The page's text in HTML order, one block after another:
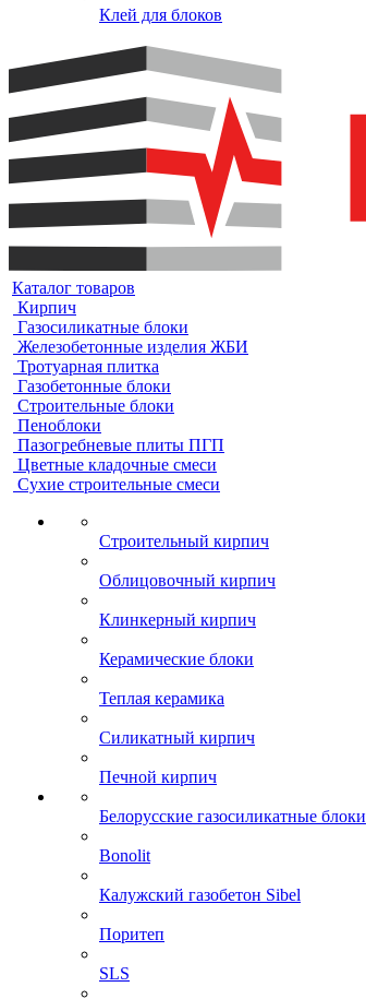
Клей для блоков
Каталог товаров
Кирпич
Газосиликатные блоки
Железобетонные изделия ЖБИ
Тротуарная плитка
Газобетонные блоки
Строительные блоки
Пеноблоки
Пазогребневые плиты ПГП
Цветные кладочные смеси
Сухие строительные смеси
Строительный кирпич
Облицовочный кирпич
Клинкерный кирпич
Керамические блоки
Теплая керамика
Силикатный кирпич
Печной кирпич
Белорусские газосиликатные блоки
Bonolit
Калужский газобетон Sibel
Поритеп
SLS